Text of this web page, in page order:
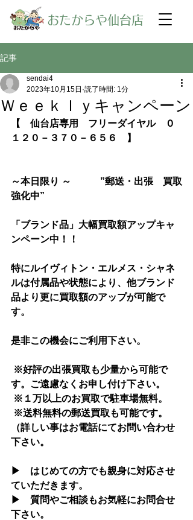
​おたからや仙台店
記事
Ｗｅｅｋｌｙキャンペーン
sendai4
2023年10月15日 読了時間: 1分
【　仙台店専用　フリーダイヤル　０
１２０－３７０－６５６　】
～本日限り ～　　　”郵送・出張　買取
強化中”
「ブランド品」大幅買取額アップキャ
ンペーン中！！
特にルイヴィトン・エルメス・シャネ
ルは付属品や状態により、他ブランド
品より更に買取額のアップが可能で
す。
是非この機会にご利用下さい。
す。ご遠慮なくお申し付け下さい。
※１万以上のお買取で駐車場無料。
（詳しい事はお電話にてお問い合わせ
下さい。
▶　はじめての方でも親身に対応させ
ていただきます。
▶　質問やご相談もお気軽にお問合せ
下さい。